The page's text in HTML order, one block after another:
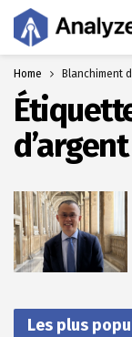
Home Blanchiment
d’argent
Les plus